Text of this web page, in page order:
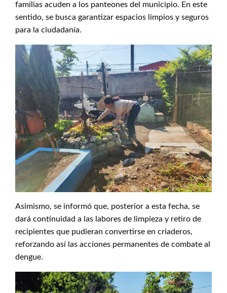
familias acuden a los panteones del municipio. En este
sentido, se busca garantizar espacios limpios y seguros
para la ciudadanía.
Asimismo, se informó que, posterior a esta fecha, se
dará continuidad a las labores de limpieza y retiro de
recipientes que pudieran convertirse en criaderos,
reforzando así las acciones permanentes de combate al
dengue.